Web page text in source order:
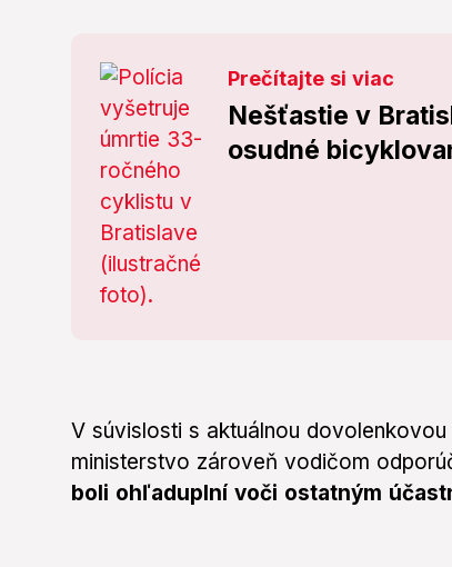
Prečítajte si viac
Nešťastie v
osudné
V súvislosti s aktuálnou
ministerstvo zároveň vodičom
boli ohľaduplní voči ostatným